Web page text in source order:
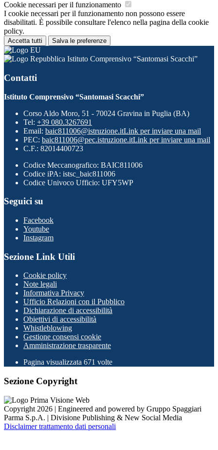
Cookie necessari per il funzionamento
I cookie necessari per il funzionamento non possono essere
disabilitati. È possibile consultare l'elenco nella pagina della cookie
policy.
Accetta tutti Salva le preferenze
Istituto Comprensivo “Santomasi Scacchi”
Contatti
Istituto Comprensivo “Santomasi Scacchi”
Corso Aldo Moro, 51 - 70024 Gravina in Puglia (BA)
Tel: +39 080.3267691
Email: baic811006@istruzione.itLink per inviare una mail
PEC: baic811006@pec.istruzione.itLink per inviare una mail
C.F.: 82014400723
Codice Meccanografico: BAIC811006
Codice iPA: istsc_baic811006
Codice Univoco Ufficio: UFY5WP
Seguici su
Facebook
Youtube
Instagram
Sezione Link Utili
Cookie policy
Note legali
Informativa Privacy
Ufficio Relazioni con il Pubblico
Dichiarazione di accessibilità
Obiettivi di accessibilità
Whistleblowing
Gestione consensi cookie
Amministrazione trasparente
Pagina visualizzata 671 volte
Sezione Copyright
Copyright 2026 | Engineered and powered by Gruppo Spaggiari
Parma S.p.A. | Divisione Publishing & New Social Media
Disclaimer trattamento dati personali